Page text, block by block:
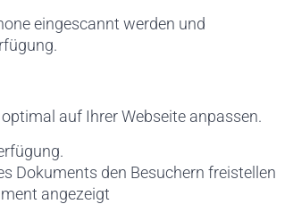
eingescannt werden und
auf Ihrer Webseite anpassen.
Dokuments den Besuchern freistellen
angezeigt